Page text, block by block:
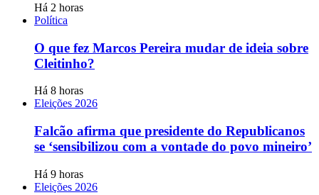
Há 2 horas
Política
O que fez Marcos Pereira mudar de ideia sobre
Cleitinho?
Há 8 horas
Eleições 2026
Falcão afirma que presidente do Republicanos
se ‘sensibilizou com a vontade do povo mineiro’
Há 9 horas
Eleições 2026